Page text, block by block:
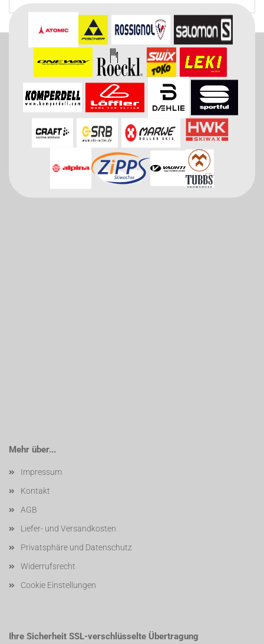
Mehr über...
Impressum
Kontakt
AGB
Liefer- und Versandkosten
Privatsphäre und Datenschutz
Widerrufsrecht
Cookie Einstellungen
Ihre Sicherheit SSL-verschlüsselte Übertragung